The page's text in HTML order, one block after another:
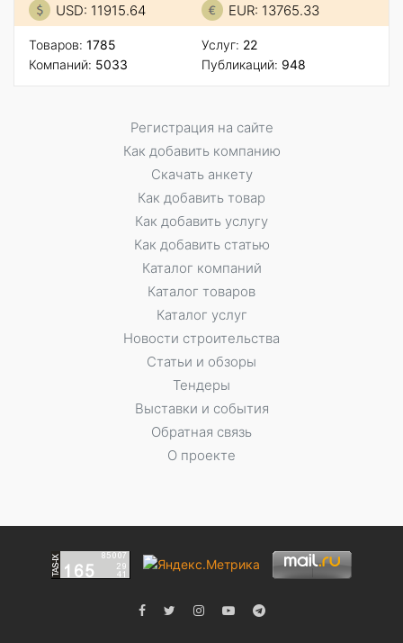
USD: 11915.64 EUR: 13765.33
Товаров: 1785
Компаний: 5033
Услуг: 22
Публикаций: 948
Регистрация на сайте
Как добавить компанию
Скачать анкету
Как добавить товар
Как добавить услугу
Как добавить статью
Каталог компаний
Каталог товаров
Каталог услуг
Новости строительства
Статьи и обзоры
Тендеры
Выставки и события
Обратная связь
О проекте